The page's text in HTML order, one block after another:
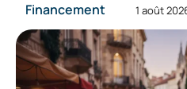
Financement 1 août